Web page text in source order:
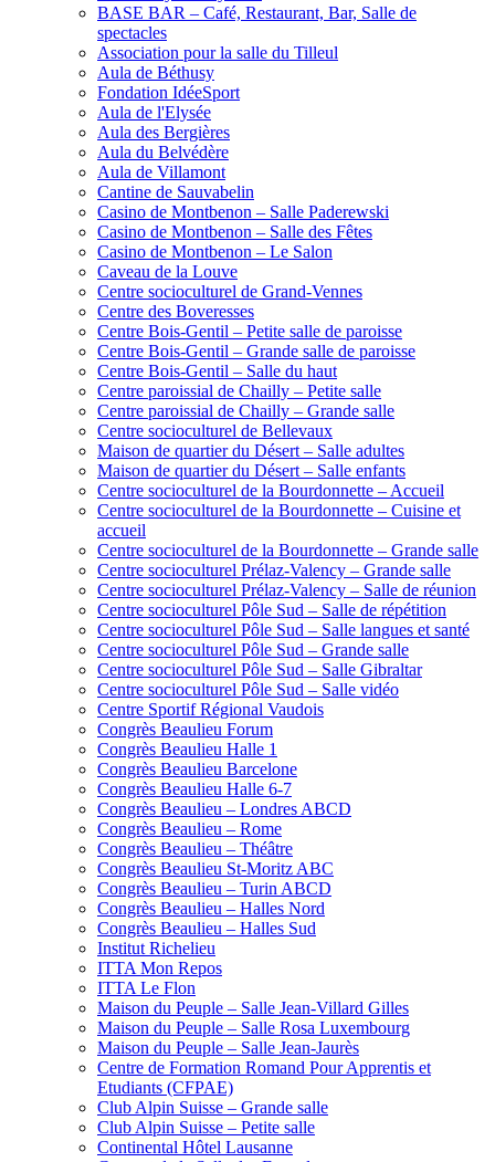
BASE BAR – Café, Restaurant, Bar, Salle de
spectacles
Association pour la salle du Tilleul
Aula de Béthusy
Fondation IdéeSport
Aula de l'Elysée
Aula des Bergières
Aula du Belvédère
Aula de Villamont
Cantine de Sauvabelin
Casino de Montbenon – Salle Paderewski
Casino de Montbenon – Salle des Fêtes
Casino de Montbenon – Le Salon
Caveau de la Louve
Centre socioculturel de Grand-Vennes
Centre des Boveresses
Centre Bois-Gentil – Petite salle de paroisse
Centre Bois-Gentil – Grande salle de paroisse
Centre Bois-Gentil – Salle du haut
Centre paroissial de Chailly – Petite salle
Centre paroissial de Chailly – Grande salle
Centre socioculturel de Bellevaux
Maison de quartier du Désert – Salle adultes
Maison de quartier du Désert – Salle enfants
Centre socioculturel de la Bourdonnette – Accueil
Centre socioculturel de la Bourdonnette – Cuisine et
accueil
Centre socioculturel de la Bourdonnette – Grande salle
Centre socioculturel Prélaz-Valency – Grande salle
Centre socioculturel Prélaz-Valency – Salle de réunion
Centre socioculturel Pôle Sud – Salle de répétition
Centre socioculturel Pôle Sud – Salle langues et santé
Centre socioculturel Pôle Sud – Grande salle
Centre socioculturel Pôle Sud – Salle Gibraltar
Centre socioculturel Pôle Sud – Salle vidéo
Centre Sportif Régional Vaudois
Congrès Beaulieu Forum
Congrès Beaulieu Halle 1
Congrès Beaulieu Barcelone
Congrès Beaulieu Halle 6-7
Congrès Beaulieu – Londres ABCD
Congrès Beaulieu – Rome
Congrès Beaulieu – Théâtre
Congrès Beaulieu St-Moritz ABC
Congrès Beaulieu – Turin ABCD
Congrès Beaulieu – Halles Nord
Congrès Beaulieu – Halles Sud
Institut Richelieu
ITTA Mon Repos
ITTA Le Flon
Maison du Peuple – Salle Jean-Villard Gilles
Maison du Peuple – Salle Rosa Luxembourg
Maison du Peuple – Salle Jean-Jaurès
Centre de Formation Romand Pour Apprentis et
Etudiants (CFPAE)
Club Alpin Suisse – Grande salle
Club Alpin Suisse – Petite salle
Continental Hôtel Lausanne